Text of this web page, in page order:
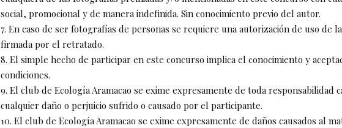
social, promocional y de manera indefinida. Sin conocimiento previo del autor.
7. En caso de ser fotografías de personas se requiere una autorización de uso de
firmada por el retratado.
8. El simple hecho de participar en este concurso implica el conocimiento y
condiciones.
9. El club de Ecología Aramacao se exime expresamente de toda responsabilidad
cualquier daño o perjuicio sufrido o causado por el participante.
10. El club de Ecología Aramacao se exime expresamente de daños causados al